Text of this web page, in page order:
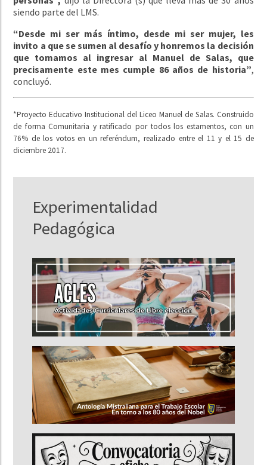
siendo parte del LMS.
“Desde mi ser más íntimo, desde mi ser mujer, les
invito a que se sumen al desafío y honremos la decisión
que tomamos al ingresar al Manuel de Salas, que
precisamente este mes cumple 86 años de historia”,
concluyó.
*Proyecto Educativo Institucional del Liceo Manuel de Salas. Construido
de forma Comunitaria y ratificado por todos los estamentos, con un
76% de los votos en un referéndum, realizado entre el 11 y el 15 de
diciembre 2017.
Experimentalidad
Pedagógica